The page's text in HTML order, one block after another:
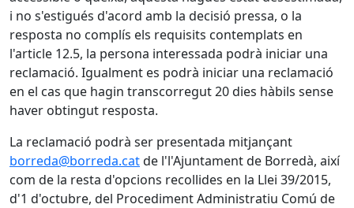
i no s'estigués d'acord amb la decisió pressa, o la
resposta no complís els requisits contemplats en
l'article 12.5, la persona interessada podrà iniciar una
reclamació. Igualment es podrà iniciar una reclamació
en el cas que hagin transcorregut 20 dies hàbils sense
haver obtingut resposta.
La reclamació podrà ser presentada mitjançant
borreda@borreda.catde l'l'Ajuntament de Borredà, així
com de la resta d'opcions recollides en la Llei 39/2015,
d'1 d'octubre, del Procediment Administratiu Comú de